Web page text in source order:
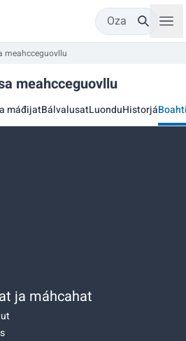
Oza
meahcceguovllu
meahcceguovllu
máđijatBálvalusatLuonduHistorjá
ja máhcahat